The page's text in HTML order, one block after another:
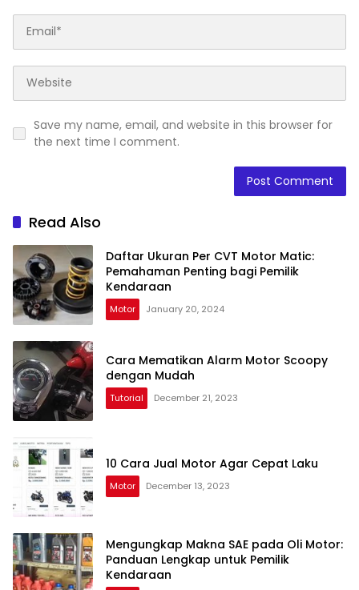
Save my name, email, and website in this browser for
the next time I comment.
Read Also
Daftar Ukuran Per CVT Motor Matic:
Pemahaman Penting bagi Pemilik
Kendaraan
Motor January 20, 2024
Cara Mematikan Alarm Motor Scoopy
dengan Mudah
Tutorial December 21, 2023
10 Cara Jual Motor Agar Cepat Laku
Motor December 13, 2023
Mengungkap Makna SAE pada Oli Motor:
Panduan Lengkap untuk Pemilik
Kendaraan